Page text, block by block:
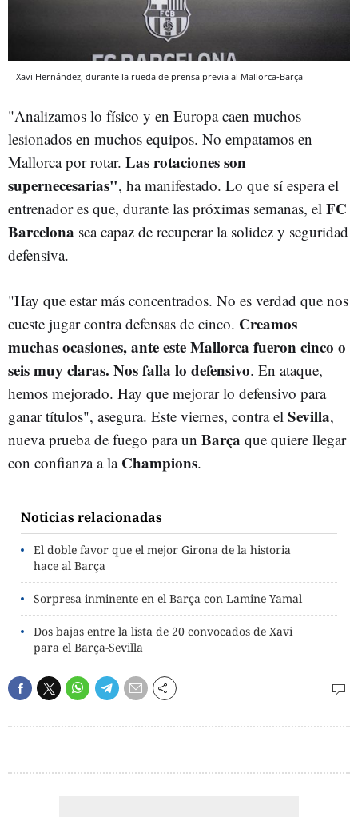
Xavi Hernández, durante la rueda de prensa previa al Mallorca-Barça
"Analizamos lo físico y en Europa caen muchos
lesionados en muchos equipos. No empatamos en
Mallorca por rotar. Las rotaciones son
supernecesarias", ha manifestado. Lo que sí espera el
entrenador es que, durante las próximas semanas, el FC
Barcelona sea capaz de recuperar la solidez y seguridad
defensiva.
"Hay que estar más concentrados. No es verdad que nos
cueste jugar contra defensas de cinco. Creamos
muchas ocasiones, ante este Mallorca fueron cinco o
seis muy claras. Nos falla lo defensivo. En ataque,
hemos mejorado. Hay que mejorar lo defensivo para
ganar títulos", asegura. Este viernes, contra el Sevilla,
nueva prueba de fuego para un Barça que quiere llegar
con confianza a la Champions.
Noticias relacionadas
El doble favor que el mejor Girona de la historia
hace al Barça
Sorpresa inminente en el Barça con Lamine Yamal
Dos bajas entre la lista de 20 convocados de Xavi
para el Barça-Sevilla